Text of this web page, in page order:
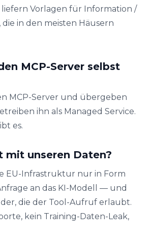
Vorlagen für Information /
in den meisten Häusern
MCP-Server selbst
MCP-Server und übergeben
ihn als Managed Service.
es.
mit unseren Daten?
EU-Infrastruktur nur in Form
an das KI-Modell — und
die der Tool-Aufruf erlaubt.
kein Training-Daten-Leak,